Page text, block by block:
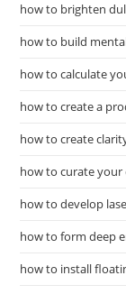
how to brighten
how to build
how to calculate
how to create a
how to create
how to curate your
how to develop
how to form deep
how to install